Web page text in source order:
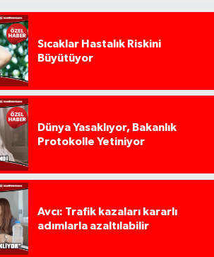
Sıcaklar Hastalık Riskini
Büyütüyor
Dünya Yasaklıyor, Bakanlık
Protokolle Yetiniyor
Avcı: Trafik kazaları kararlı
adımlarla azaltılabilir